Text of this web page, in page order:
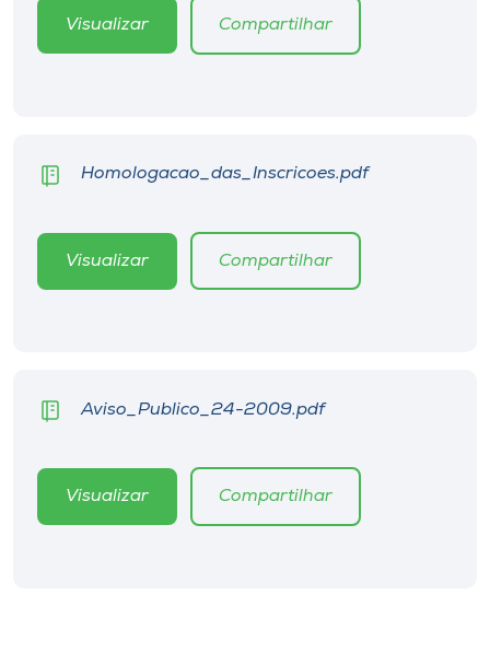
Biblioteca
Unoesc
Store
Selecione
o idioma
Visualizar Compartilhar
Homologacao_das_Inscricoes.pdf
Visualizar Compartilhar
Aviso_Publico_24-2009.pdf
Visualizar Compartilhar